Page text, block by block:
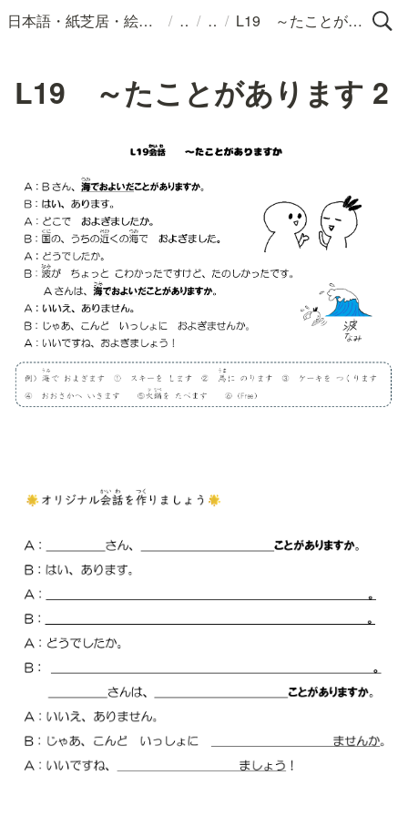
日本語・紙芝居・絵本・イラスト / / / L19 ～たことがあります 2
L19 ～たことがあります 2